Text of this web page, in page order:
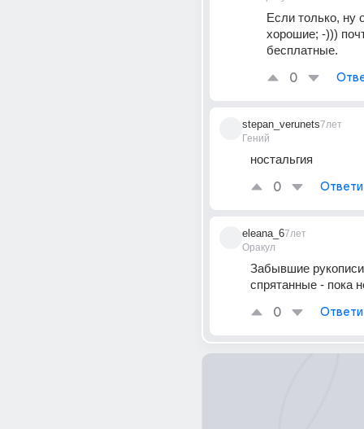
Если только, ну
хорошие; -)))
бесплатные.
0
stepan_verunets
Гений
7лет
ностальгия
0
eleana_6
Оракул
7лет
Забывшие
спрятанные - пока
0